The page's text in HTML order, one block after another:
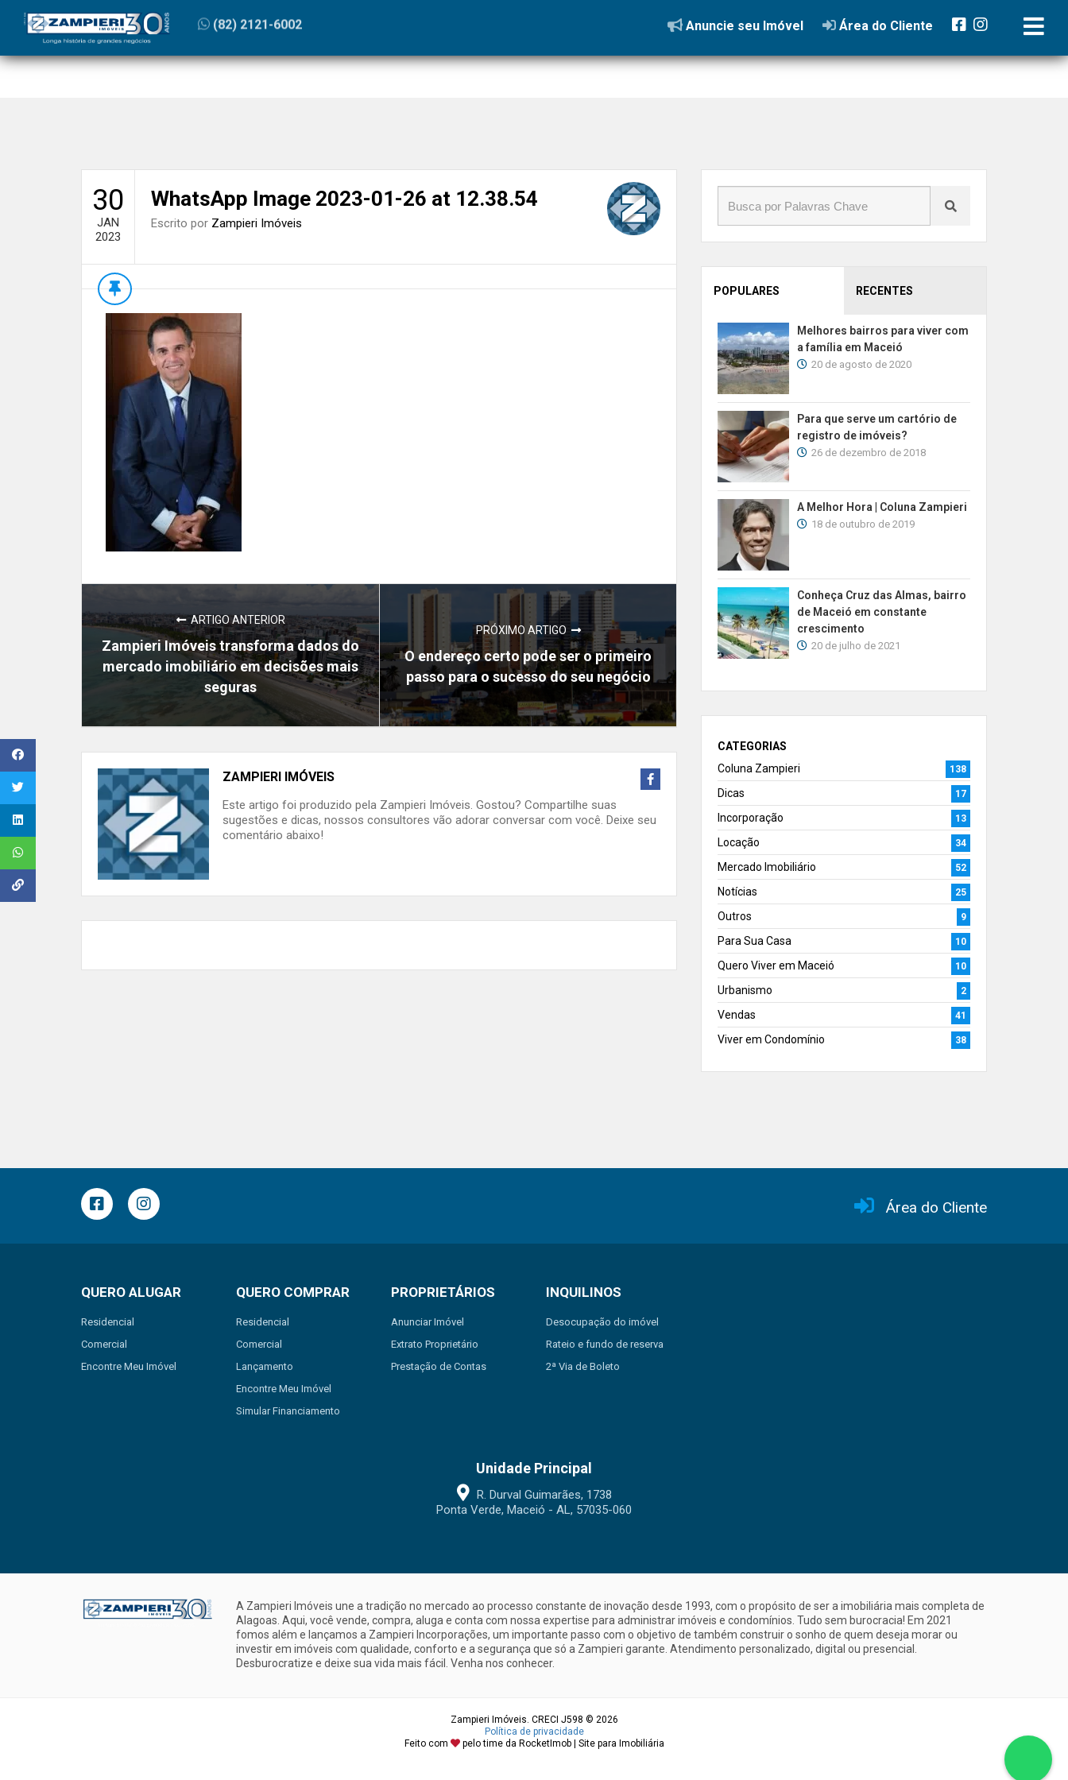
(82) 2121-6002 Anuncie seu Imóvel Área do Cliente
Início»Blog»Registros Públicos | Coluna Zampieri
30
JAN
2023
WhatsApp Image 2023-01-26 at 12.38.54
Escrito por Zampieri Imóveis
ARTIGO ANTERIOR
Zampieri Imóveis transforma dados do
mercado imobiliário em decisões mais
seguras
PRÓXIMO ARTIGO
O endereço certo pode ser o primeiro
passo para o sucesso do seu negócio
ZAMPIERI IMÓVEIS
Este artigo foi produzido pela Zampieri Imóveis. Gostou? Compartilhe suas
sugestões e dicas, nossos consultores vão adorar conversar com você. Deixe seu
comentário abaixo!
POPULARES RECENTES
Melhores bairros para viver com
a família em Maceió
20 de agosto de 2020
Para que serve um cartório de
registro de imóveis?
26 de dezembro de 2018
A Melhor Hora | Coluna Zampieri
18 de outubro de 2019
Conheça Cruz das Almas, bairro
de Maceió em constante
crescimento
20 de julho de 2021
CATEGORIAS
Coluna Zampieri
138
Dicas 17
Incorporação 13
Locação 34
Mercado Imobiliário 52
Notícias 25
Outros 9
Para Sua Casa 10
Quero Viver em Maceió 10
Urbanismo 2
Vendas 41
Viver em Condomínio 38
Área do Cliente
QUERO ALUGAR
Residencial
Comercial
Encontre Meu Imóvel
QUERO COMPRAR
Residencial
Comercial
Lançamento
Encontre Meu Imóvel
Simular Financiamento
PROPRIETÁRIOS
Anunciar Imóvel
Extrato Proprietário
Prestação de Contas
INQUILINOS
Desocupação do imóvel
Rateio e fundo de reserva
2ª Via de Boleto
Unidade Principal
R. Durval Guimarães, 1738
Ponta Verde, Maceió - AL, 57035-060
A Zampieri Imóveis une a tradição no mercado ao processo constante de inovação desde 1993, com o propósito de ser a imobiliária mais completa de
Alagoas. Aqui, você vende, compra, aluga e conta com nossa expertise para administrar imóveis e condomínios. Tudo sem burocracia! Em 2021
fomos além e lançamos a Zampieri Incorporações, um importante passo com o objetivo de também construir o sonho de quem deseja morar ou
investir em imóveis com qualidade, conforto e a segurança que só a Zampieri garante. Atendimento personalizado, digital ou presencial.
Desburocratize e deixe sua vida mais fácil. Venha nos conhecer.
Zampieri Imóveis. CRECI J598 © 2026
Política de privacidade
Feito com
pelo time da RocketImob | Site para Imobiliária